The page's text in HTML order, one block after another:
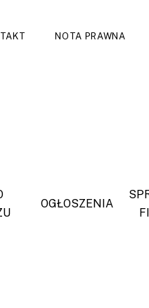
NOTA PRAWNA
OGŁOSZENIA